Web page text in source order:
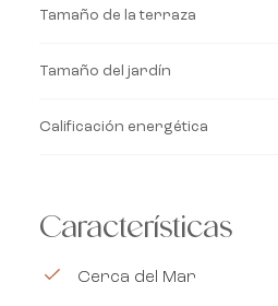
Tamaño de la terraza
Tamaño del jardín
Calificación energética
Características
Cerca del Mar